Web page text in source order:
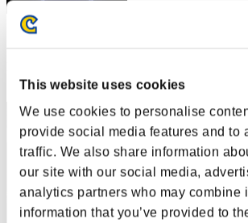
This website uses cookies
We use cookies to personalise
provide social media features and to
traffic. We also share information
our site with our social media,
analytics partners who may combine
information that you’ve provided to
スコア: -
32